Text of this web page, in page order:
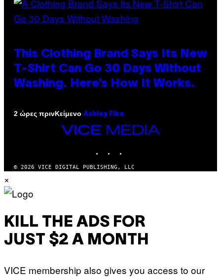
This Clothing Brand Says Its New
T-Shirt Can Go 30 Days Without
Washing. Here’s How It Works.
2 ώρες πρινΚείμενο Ashley Fike
VICE
MEDIA
© 2026 VICE DIGITAL PUBLISHING, LLC
×
KILL THE ADS FOR
JUST $2 A MONTH
VICE membership also gives you access to our